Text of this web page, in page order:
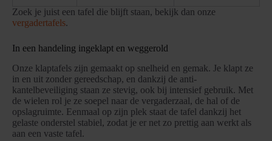
Zoek je juist een tafel die blijft staan, bekijk dan onze
vergadertafels.
In een handeling ingeklapt en weggerold
Onze klaptafels zijn gemaakt op snelheid en gemak. Je klapt ze
in en uit zonder gereedschap, en dankzij de anti-
kantelbeveiliging staan ze stevig, ook bij intensief gebruik. Met
de wielen rol je ze soepel naar de vergaderzaal, de hal of de
opslagruimte. Eenmaal op zijn plek staat de tafel dankzij het
gelaste onderstel stabiel, zodat je er net zo prettig aan werkt als
aan een vaste tafel.